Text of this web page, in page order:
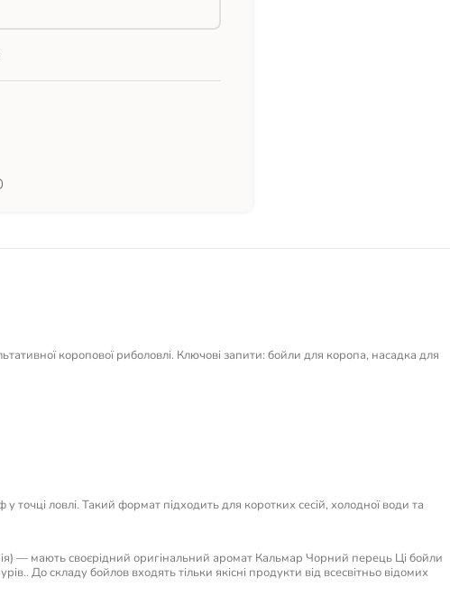
коропової риболовлі. Ключові запити: бойли для коропа, насадка для
ловлі. Такий формат підходить для коротких сесій, холодної води та
— мають своєрідний оригінальний аромат Кальмар Чорний перець Ці бойли
До складу бойлов входять тільки якісні продукти від всесвітньо відомих